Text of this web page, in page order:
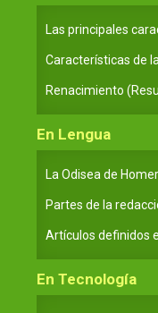
Las principales
Características de
Renacimiento
En Lengua
La Odisea de
Partes de la
Artículos definidos
En Tecnología